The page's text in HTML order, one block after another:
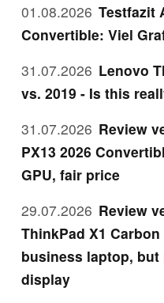
01.08.2026 Testfazit
Convertible: Viel
31.07.2026 Lenovo
vs. 2019 - Is this
31.07.2026 Review
PX13 2026
GPU, fair price
29.07.2026 Review
ThinkPad X1
business laptop,
display